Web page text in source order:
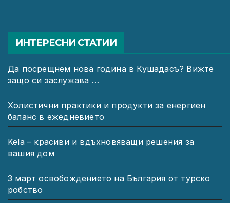
ИНТЕРЕСНИ СТАТИИ
Да посрещнем нова година в Кушадасъ? Вижте
защо си заслужава …
Холистични практики и продукти за енергиен
баланс в ежедневието
Kela – красиви и вдъхновяващи решения за
вашия дом
3 март освобождението на България от турско
робство